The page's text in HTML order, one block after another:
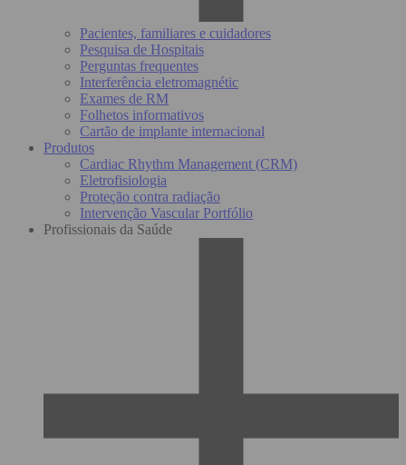
Pacientes, familiares e cuidadores
Pesquisa de Hospitais
Perguntas frequentes
Interferência eletromagnétic
Exames de RM
Folhetos informativos
Cartão de implante internacional
Produtos
Cardiac Rhythm Management (CRM)
Eletrofisiologia
Proteção contra radiação
Intervenção Vascular Portfólio
Profissionais da Saúde